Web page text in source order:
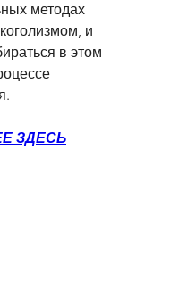
методах
и
в этом
ЗДЕСЬ